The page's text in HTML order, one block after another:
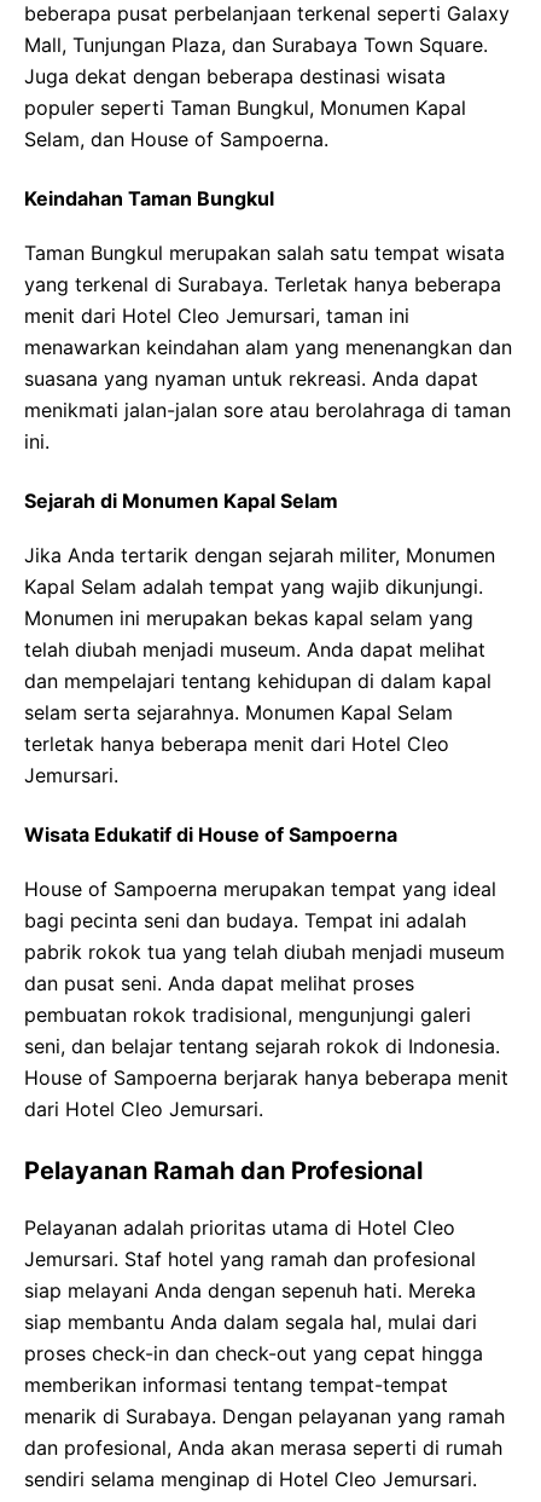
beberapa pusat perbelanjaan terkenal seperti Galaxy
Mall, Tunjungan Plaza, dan Surabaya Town Square.
Juga dekat dengan beberapa destinasi wisata
populer seperti Taman Bungkul, Monumen Kapal
Selam, dan House of Sampoerna.
Keindahan Taman Bungkul
Taman Bungkul merupakan salah satu tempat wisata
yang terkenal di Surabaya. Terletak hanya beberapa
menit dari Hotel Cleo Jemursari, taman ini
menawarkan keindahan alam yang menenangkan dan
suasana yang nyaman untuk rekreasi. Anda dapat
menikmati jalan-jalan sore atau berolahraga di taman
ini.
Sejarah di Monumen Kapal Selam
Jika Anda tertarik dengan sejarah militer, Monumen
Kapal Selam adalah tempat yang wajib dikunjungi.
Monumen ini merupakan bekas kapal selam yang
telah diubah menjadi museum. Anda dapat melihat
dan mempelajari tentang kehidupan di dalam kapal
selam serta sejarahnya. Monumen Kapal Selam
terletak hanya beberapa menit dari Hotel Cleo
Jemursari.
Wisata Edukatif di House of Sampoerna
House of Sampoerna merupakan tempat yang ideal
bagi pecinta seni dan budaya. Tempat ini adalah
pabrik rokok tua yang telah diubah menjadi museum
dan pusat seni. Anda dapat melihat proses
pembuatan rokok tradisional, mengunjungi galeri
seni, dan belajar tentang sejarah rokok di Indonesia.
House of Sampoerna berjarak hanya beberapa menit
dari Hotel Cleo Jemursari.
Pelayanan Ramah dan Profesional
Pelayanan adalah prioritas utama di Hotel Cleo
Jemursari. Staf hotel yang ramah dan profesional
siap melayani Anda dengan sepenuh hati. Mereka
siap membantu Anda dalam segala hal, mulai dari
proses check-in dan check-out yang cepat hingga
memberikan informasi tentang tempat-tempat
menarik di Surabaya. Dengan pelayanan yang ramah
dan profesional, Anda akan merasa seperti di rumah
sendiri selama menginap di Hotel Cleo Jemursari.